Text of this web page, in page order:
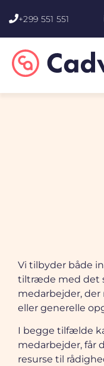
+299 551 551
Vi tilbyder både
tiltræde med det
medarbejder,
eller generelle
I begge tilfælde
medarbejder, får
resurse til